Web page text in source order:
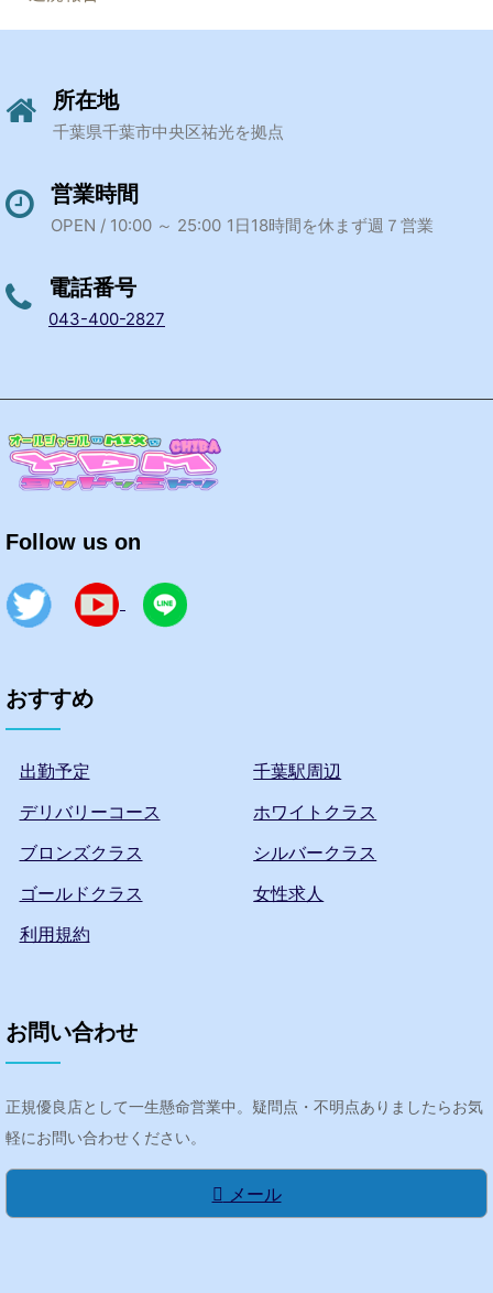
所在地
千葉県千葉市中央区祐光を拠点
営業時間
OPEN / 10:00 ～ 25:00 1日18時間を休まず週７営業
電話番号
043-400-2827
Follow us on
おすすめ
出勤予定
千葉駅周辺
デリバリーコース
ホワイトクラス
ブロンズクラス
シルバークラス
ゴールドクラス
女性求人
利用規約
お問い合わせ
正規優良店として一生懸命営業中。疑問点・不明点ありましたらお気
軽にお問い合わせください。
メール